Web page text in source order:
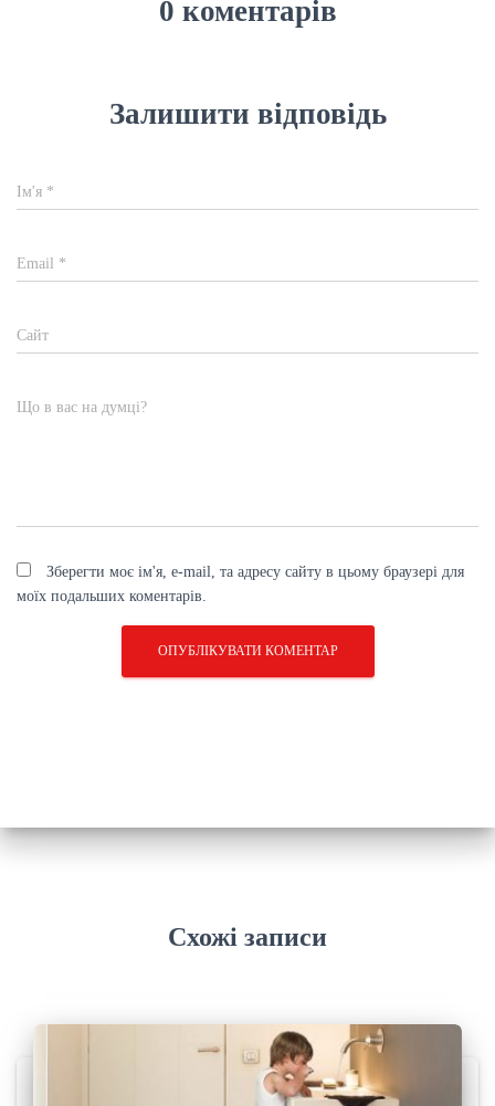
0 коментарів
Залишити відповідь
Ім'я *
Email *
Сайт
Що в вас на думці?
Зберегти моє ім'я, e-mail, та адресу сайту в цьому браузері для
моїх подальших коментарів.
Схожі записи